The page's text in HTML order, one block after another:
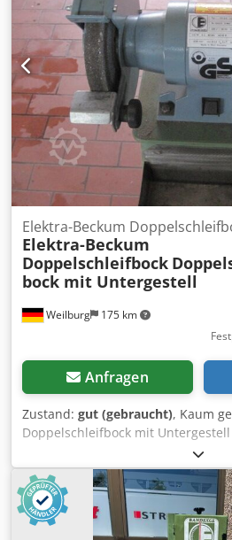
Weilburg 175 km
Elektra-Beckum
Elektra-Beckum
Doppelschleifbock
bock mit Untergestell
Anfragen
Zustand: gut (gebraucht), Kaum
Doppelschleifbock mit
gutem, voll funktionsfähigen
möglich Bitte keine E-Mail
ihnen gerne telefonisch zur
Abholung nur nach telefonischer
möglich! Dsdpfxozq R Dlj Aitjck